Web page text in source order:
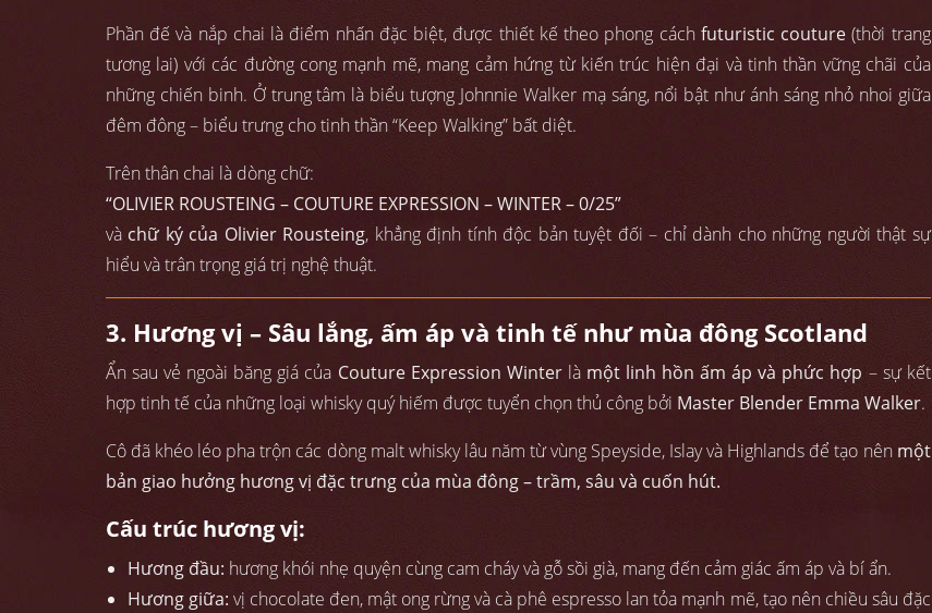
Phần đế và nắp chai là điểm nhấn đặc biệt, được thiết kế theo phong cách futuristic couture (thời trang
tương lai) với các đường cong mạnh mẽ, mang cảm hứng từ kiến trúc hiện đại và tinh thần vững chãi của
những chiến binh. Ở trung tâm là biểu tượng Johnnie Walker mạ sáng, nổi bật như ánh sáng nhỏ nhoi giữa
đêm đông – biểu trưng cho tinh thần “Keep Walking” bất diệt.
Trên thân chai là dòng chữ:
“OLIVIER ROUSTEING – COUTURE EXPRESSION – WINTER – 0/25”
và chữ ký của Olivier Rousteing, khẳng định tính độc bản tuyệt đối – chỉ dành cho những người thật sự
hiểu và trân trọng giá trị nghệ thuật.
3. Hương vị – Sâu lắng, ấm áp và tinh tế như mùa đông Scotland
Ẩn sau vẻ ngoài băng giá của Couture Expression Winterlà một linh hồn ấm áp và phức hợp – sự kết
hợp tinh tế của những loại whisky quý hiếm được tuyển chọn thủ công bởi Master Blender Emma Walker.
Cô đã khéo léo pha trộn các dòng malt whisky lâu năm từ vùng Speyside, Islay và Highlands để tạo nên một
bản giao hưởng hương vị đặc trưng của mùa đông – trầm, sâu và cuốn hút.
Cấu trúc hương vị:
Hương đầu: hương khói nhẹ quyện cùng cam cháy và gỗ sồi già, mang đến cảm giác ấm áp và bí ẩn.
Hương giữa: vị chocolate đen, mật ong rừng và cà phê espresso lan tỏa mạnh mẽ, tạo nên chiều sâu đặc